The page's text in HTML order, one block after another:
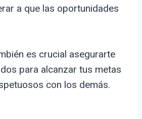
a que las oportunidades
es crucial asegurarte
para alcanzar tus metas
con los demás.